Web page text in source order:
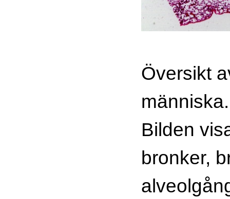
Översikt
Bilden
bronker,